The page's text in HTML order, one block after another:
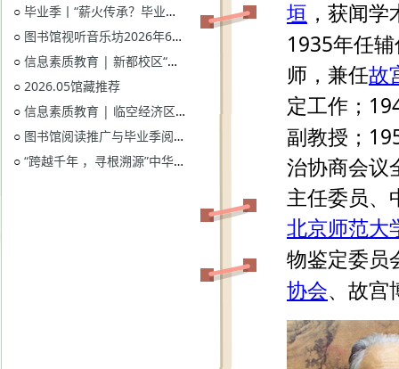
○ 毕业季丨“薪火传承？毕业生图书漂流”活动
○ 图书馆视听音乐坊2026年6月展播季
○ 信息素质教育 | 新都校区“图书馆多媒体资源的鉴赏和利用”电子资源讲座
○ 2026.05馆藏推荐
○ 信息素质教育 | 临空经济区校区“读秀学术资源一站式获取与电子资源远程访问”电子资源讲座
○ 图书馆阅读推广与毕业季阅读活动意见征集
○ “跨越千年 ，寻根溯源”中华优秀传统文化主题活动获奖名单